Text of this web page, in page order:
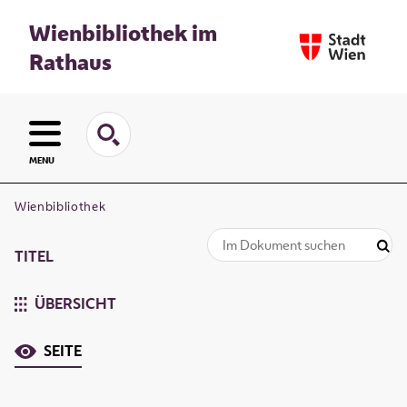
Wienbibliothek im
Rathaus
MENU
Wienbibliothek
TITEL
ÜBERSICHT
SEITE